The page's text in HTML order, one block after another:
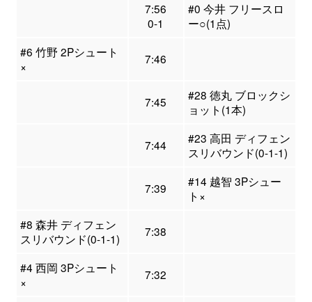
7:56
0-1
#0 今井 フリースロ
ー○(1点)
#6 竹野 2Pシュート
×
7:46
7:45
#28 徳丸 ブロックシ
ョット(1本)
7:44
#23 高田 ディフェン
スリバウンド(0-1-1)
7:39
#14 越智 3Pシュー
ト×
#8 森井 ディフェン
スリバウンド(0-1-1)
7:38
#4 西岡 3Pシュート
×
7:32